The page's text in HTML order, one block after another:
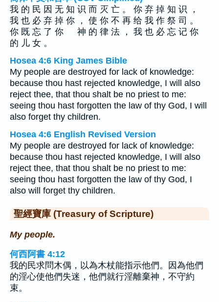
我 的 民 因 无 知 识 而 灭 亡 。 你 弃 掉 知 识 ，
我 也 必 弃 掉 你 ， 使 你 不 再 给 我 作 祭 司 。
你 既 忘 了 你 神 的 律 法 ， 我 也 必 忘 记 你
的 儿 女 。
Hosea 4:6 King James Bible
My people are destroyed for lack of knowledge:
because thou hast rejected knowledge, I will also
reject thee, that thou shalt be no priest to me:
seeing thou hast forgotten the law of thy God, I will
also forget thy children.
Hosea 4:6 English Revised Version
My people are destroyed for lack of knowledge:
because thou hast rejected knowledge, I will also
reject thee, that thou shalt be no priest to me:
seeing thou hast forgotten the law of thy God, I
also will forget thy children.
聖經寶庫 (Treasury of Scripture)
My people.
何西阿書 4:12
我的民求問木偶，以為木杖能指示他們。因為他們
的淫心使他們失迷，他們就行淫離棄神，不守約
束。